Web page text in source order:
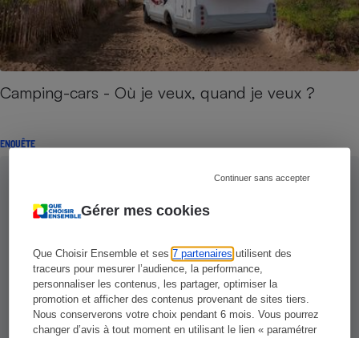
Gérer mes cookies
Que Choisir Ensemble et ses7 partenaires utilisent des
traceurs pour mesurer l’audience, la performance,
personnaliser les contenus, les partager, optimiser la
promotion et afficher des contenus provenant de sites tiers.
Nous conserverons votre choix pendant 6 mois. Vous pourrez
changer d’avis à tout moment en utilisant le lien « paramétrer
Continuer sans accepter
Camping-cars - Où je veux, quand je veux ?
ENQUÊTE